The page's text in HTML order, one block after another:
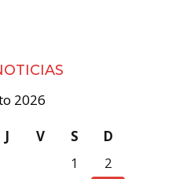
2026
J V S
D
1
2